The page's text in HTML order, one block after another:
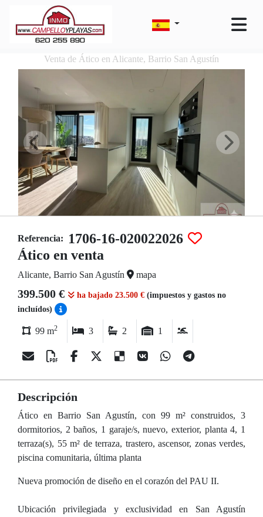
Venta de Ático en Alicante, Barrio San Agustín
Referencia:
1706-16-020022026
Ático en venta
Alicante, Barrio San Agustín mapa
399.500 € ha bajado 23.500 € (impuestos y gastos no
incluídos)
99 m2 3 2 1
Descripción
Ático en Barrio San Agustín, con 99 m² construidos, 3
dormitorios, 2 baños, 1 garaje/s, nuevo, exterior, planta 4, 1
terraza(s), 55 m² de terraza, trastero, ascensor, zonas verdes,
piscina comunitaria, última planta
Nueva promoción de diseño en el corazón del PAU II.
Ubicación privilegiada y exclusividad en San Agustín